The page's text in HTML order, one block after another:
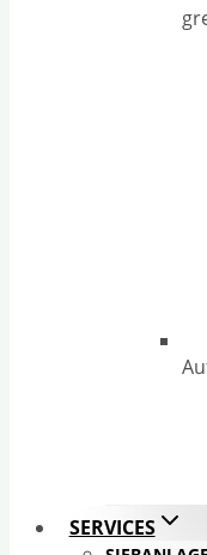
SERVICES